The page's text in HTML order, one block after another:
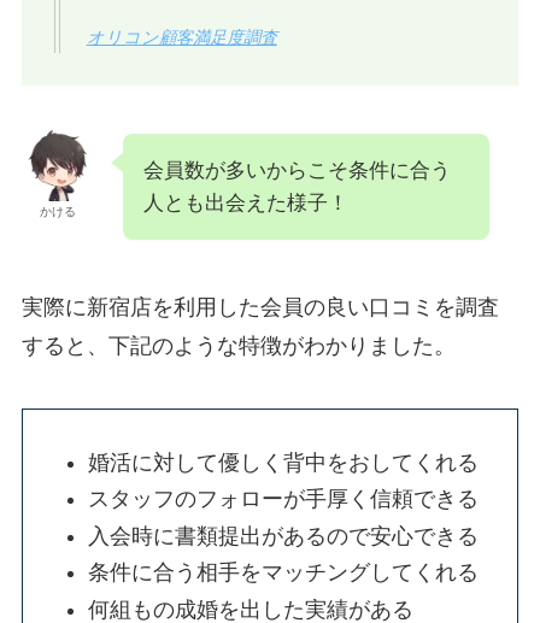
オリコン顧客満足度調査
かける
会員数が多いからこそ条件に合う
人とも出会えた様子！
実際に新宿店を利用した会員の良い口コミを調査
すると、下記のような特徴がわかりました。
婚活に対して優しく背中をおしてくれる
スタッフのフォローが手厚く信頼できる
入会時に書類提出があるので安心できる
条件に合う相手をマッチングしてくれる
何組もの成婚を出した実績がある